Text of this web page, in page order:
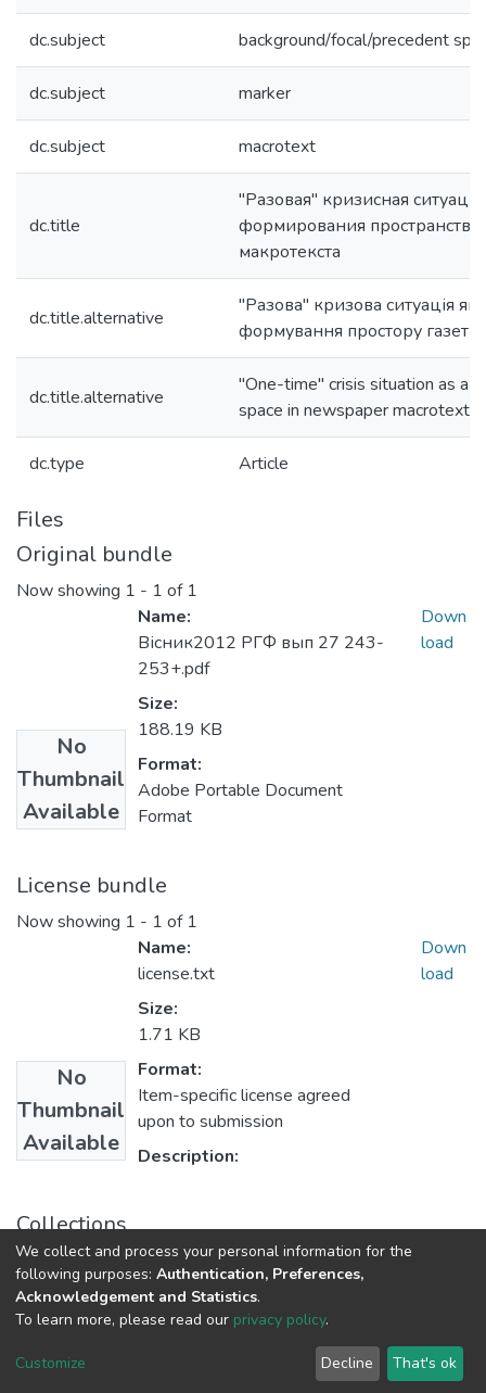
dc.subject background/focal/precedent
dc.subject marker
dc.subject macrotext
dc.title
"Разовая" кризисная
формирования пространства
макротекста
dc.title.alternative
"Разова" кризова ситуація
формування простору
dc.title.alternative
"One-time" crisis situation as a
space in newspaper macrotext
dc.type Article
Files
Original bundle
Now showing 1 - 1 of 1
No
Thumbnail
Available
Name:
Вісник2012 РГФ вып 27 243-
253+.pdf
Size:
188.19 KB
Format:
Adobe Portable Document
Format
Down
load
License bundle
Now showing 1 - 1 of 1
No
Thumbnail
Available
Name:
license.txt
Size:
1.71 KB
Format:
Item-specific license agreed
upon to submission
Description:
Down
load
Collections
Записки з романо-германської філології
DSpace software copyright © 2009-2026
Cookie
End User
Agreement
Send
Feedback
We collect and process your personal information for the
following purposes: Authentication, Preferences,
Acknowledgement and Statistics.
To learn more, please read our privacy policy.
Customize Decline That's ok